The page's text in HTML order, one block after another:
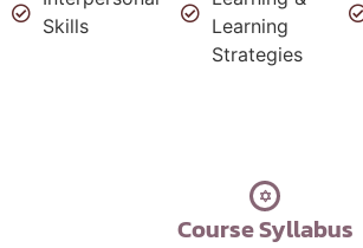
Skills
Learning
Strategies
Course Syllabus